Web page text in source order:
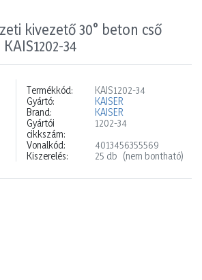
kivezető 30° beton cső
34
Termékkód:
KAIS1202-34
Gyártó:
KAISER
Brand:
KAISER
Gyártói
cikkszám:
1202-34
Vonalkód:
4013456355569
Kiszerelés:
25 db (nem bontható)